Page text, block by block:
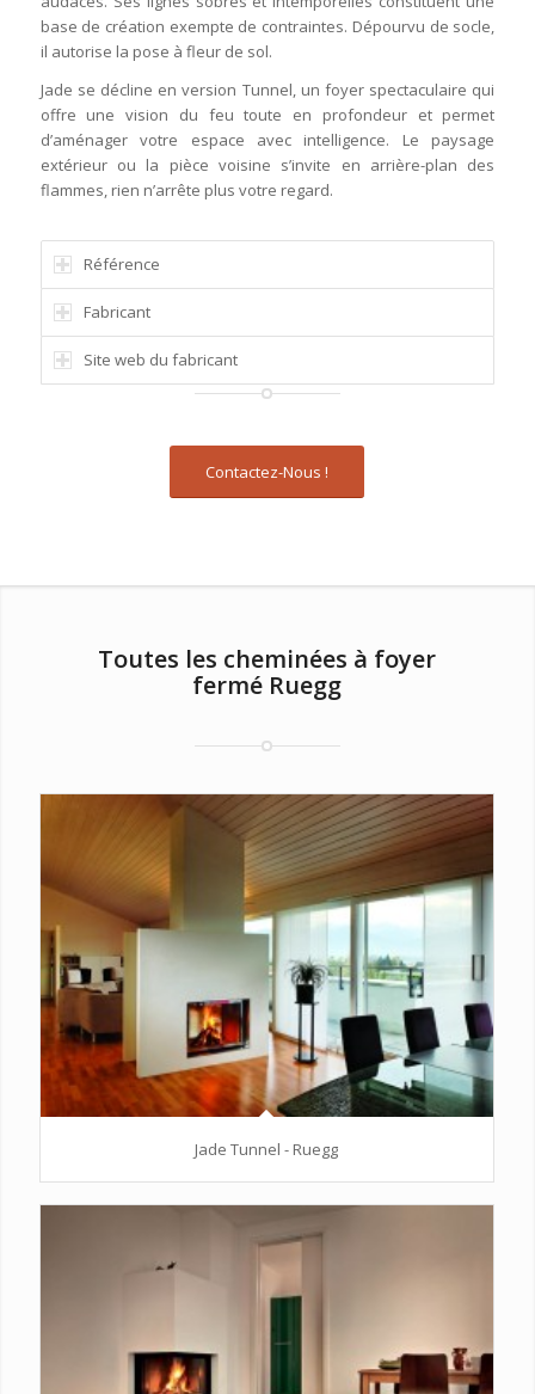
base de création exempte de contraintes. Dépourvu de socle,
il autorise la pose à fleur de sol.
Jade se décline en version Tunnel, un foyer spectaculaire qui
offre une vision du feu toute en profondeur et permet
d’aménager votre espace avec intelligence. Le paysage
extérieur ou la pièce voisine s’invite en arrière-plan des
flammes, rien n’arrête plus votre regard.
Référence
Fabricant
Site web du fabricant
Contactez-Nous !
Toutes les cheminées à foyer
fermé Ruegg
Jade Tunnel - Ruegg